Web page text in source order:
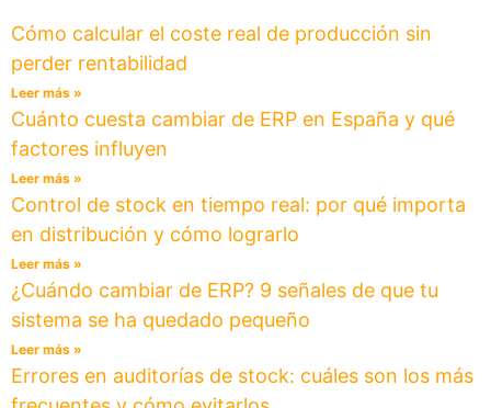
Cómo calcular el coste real de producción sin
perder rentabilidad
Leer más »
Cuánto cuesta cambiar de ERP en España y qué
factores influyen
Leer más »
Control de stock en tiempo real: por qué importa
en distribución y cómo lograrlo
Leer más »
¿Cuándo cambiar de ERP? 9 señales de que tu
sistema se ha quedado pequeño
Leer más »
Errores en auditorías de stock: cuáles son los más